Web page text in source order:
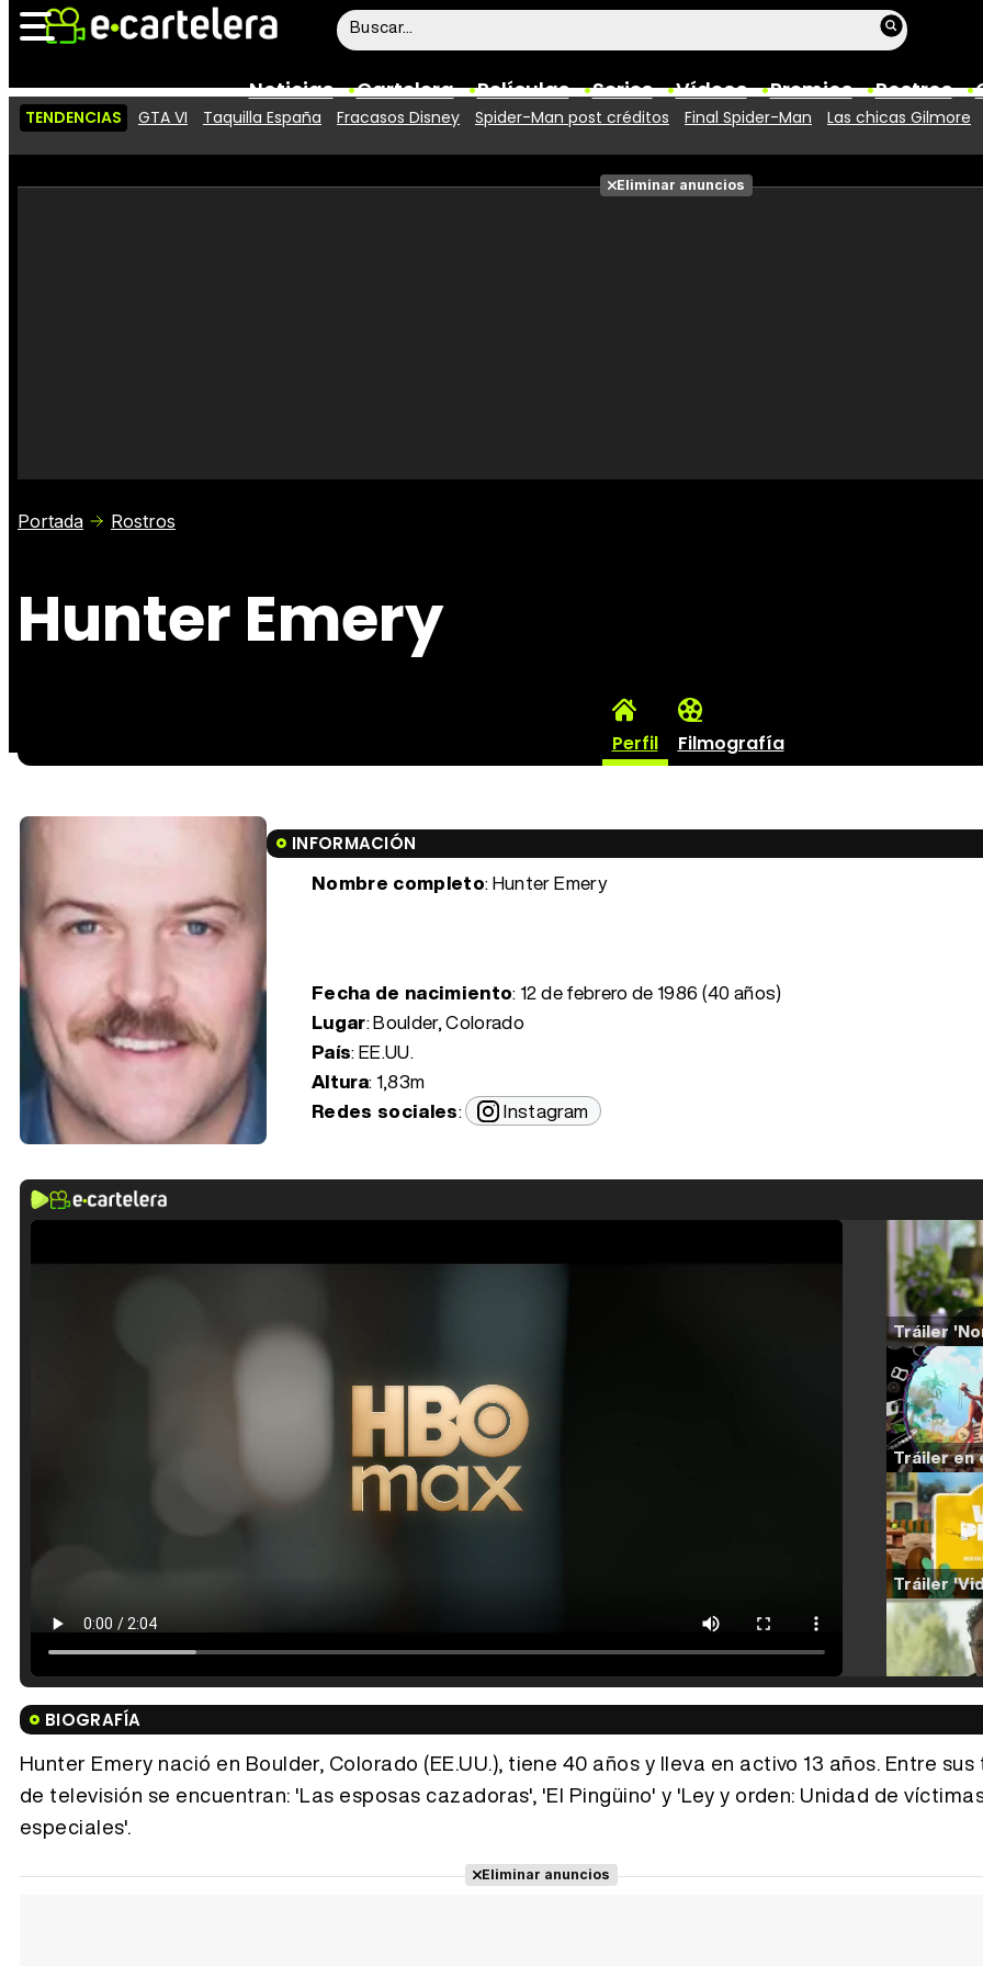
Noticias Cartelera Películas Series Vídeos Premios Rostros
Vídeos
Taquilla Fotos
TENDENCIAS GTA VI Taquilla España Fracasos Disney Spider-Man post créditos Final Spider-Man Las chicas Gilmore
Eliminar anuncios
Portada Rostros
Hunter Emery
Perfil Filmografía
INFORMACIÓN
Nombre completo: Hunter Emery
Fecha de nacimiento: 12 de febrero de 1986 (40 años)
Lugar: Boulder, Colorado
País: EE.UU.
Altura: 1,83m
Redes sociales: Instagram
BIOGRAFÍA
Hunter Emery nació en Boulder, Colorado (EE.UU.), tiene 40 años y lleva en activo 13 años. Entre
de televisión se encuentran: 'Las esposas cazadoras', 'El Pingüino' y 'Ley y orden: Unidad de
especiales'.
Eliminar anuncios